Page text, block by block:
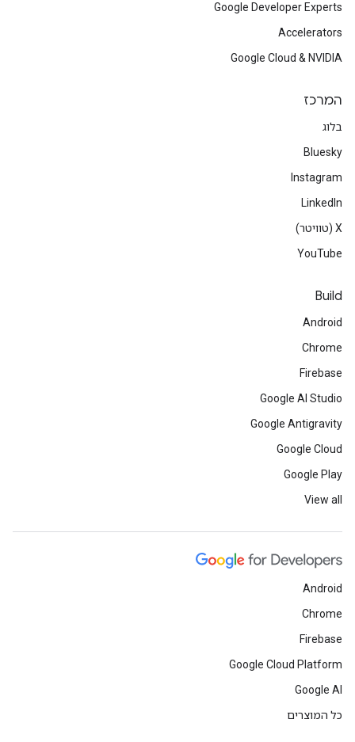
Google Developer Experts
Accelerators
Google Cloud & NVIDIA
המרכז
בלוג
Bluesky
Instagram
LinkedIn
‫X (טוויטר)
YouTube
Build
Android
Chrome
Firebase
Google AI Studio
Google Antigravity
Google Cloud
Google Play
View all
Android
Chrome
Firebase
Google Cloud Platform
Google AI
כל המוצרים